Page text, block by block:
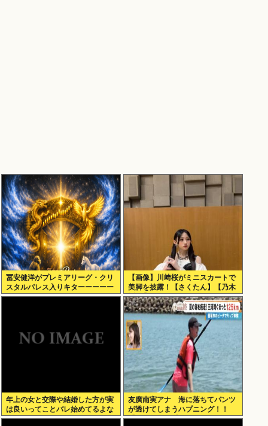
冨安健洋がプレミアリーグ・クリ
スタルパレス入りキターーーーー
ー！
【画像】川﨑桜がミニスカートで
美脚を披露！【さくたん】【乃木
坂46】
年上の女と交際や結婚した方が実
は良いってことバレ始めてるよな
友廣南実アナ 海に落ちてパンツ
が透けてしまうハプニング！！
【GIF動画あり】